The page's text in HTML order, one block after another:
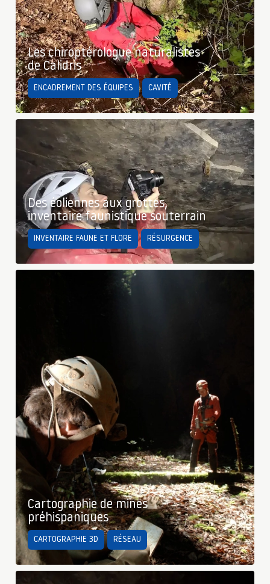
Les chiroptérologue naturalistes
de Calidris
ENCADREMENT DES ÉQUIPES CAVITÉ
Des éoliennes aux grottes,
inventaire faunistique souterrain
INVENTAIRE FAUNE ET FLORE RÉSURGENCE
Cartographie de mines
préhispaniques
CARTOGRAPHIE 3D RÉSEAU